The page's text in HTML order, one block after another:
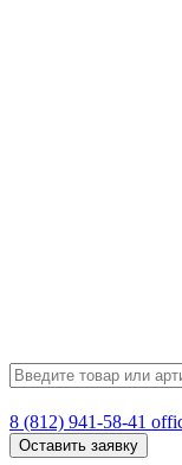
8 (812) 941-58-41
Оставить заявку